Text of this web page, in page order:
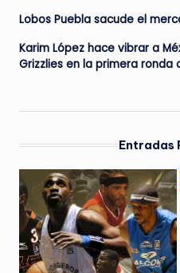
Lobos Puebla sacude el
Karim López hace vibrar a
Grizzlies en la primera ronda
Entradas